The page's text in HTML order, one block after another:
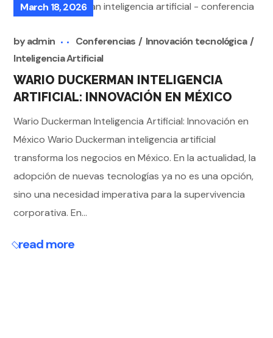
March 18, 2026
byadmin Conferencias
Innovación tecnológica
Inteligencia Artificial
WARIO DUCKERMAN INTELIGENCIA
ARTIFICIAL: INNOVACIÓN EN MÉXICO
Wario Duckerman Inteligencia Artificial: Innovación en
México Wario Duckerman inteligencia artificial
transforma los negocios en México. En la actualidad, la
adopción de nuevas tecnologías ya no es una opción,
sino una necesidad imperativa para la supervivencia
corporativa. En...
read more